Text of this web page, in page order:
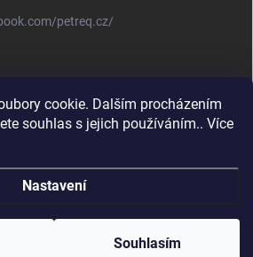
cookie. Dalším procházením
souhlas s jejich používáním.. Více
Nastavení
Souhlasím
petreq.cz/
. Všechna práva vyhrazena.